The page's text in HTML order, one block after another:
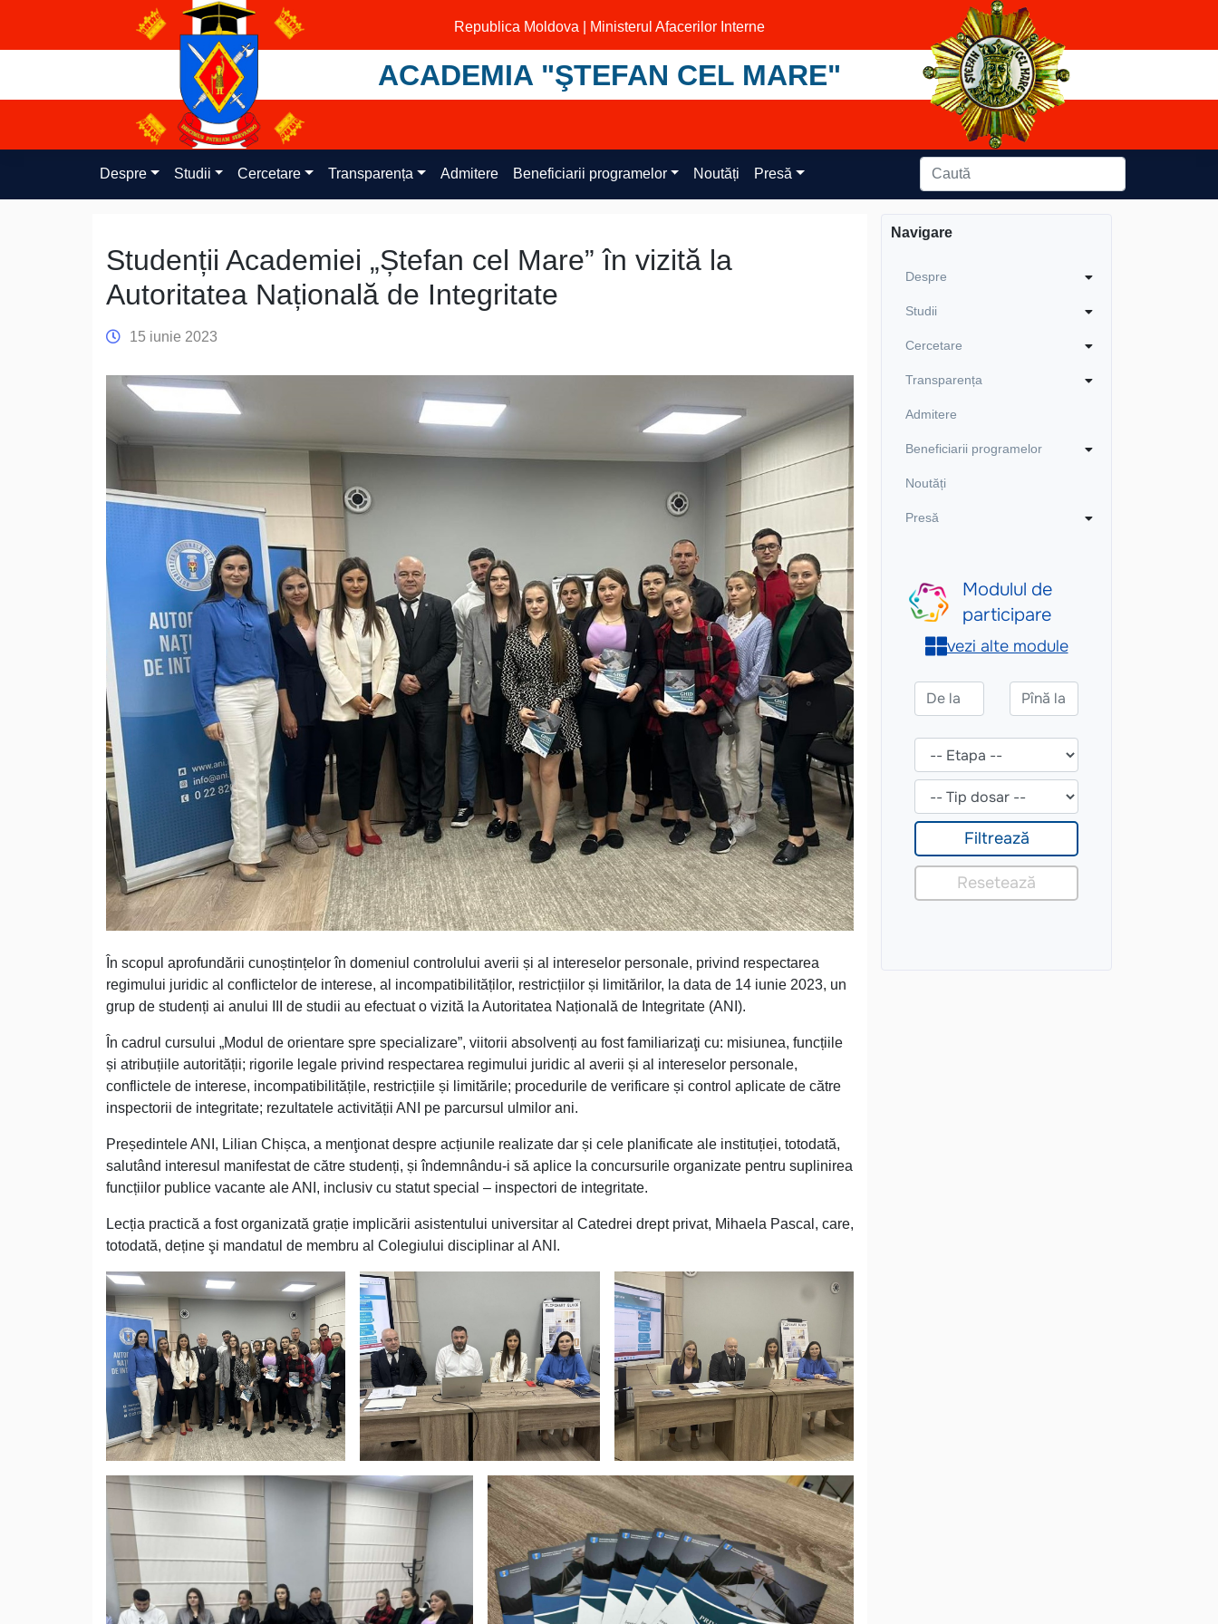
content
Republica Moldova | Ministerul Afacerilor Interne
ACADEMIA "ŞTEFAN CEL MARE"
Despre Studii Cercetare Transparența Admitere Beneficiarii programelor Noutăți Presă
Studenții Academiei „Ștefan cel Mare” în vizită la
Autoritatea Națională de Integritate
15 iunie 2023
În scopul aprofundării cunoștințelor în domeniul controlului averii și al intereselor personale, privind respectarea
regimului juridic al conflictelor de interese, al incompatibilităților, restricțiilor și limitărilor, la data de 14 iunie 2023, un
grup de studenți ai anului III de studii au efectuat o vizită la Autoritatea Națională de Integritate (ANI).
În cadrul cursului „Modul de orientare spre specializare”, viitorii absolvenți au fost familiarizaţi cu: misiunea, funcțiile
și atribuțiile autorității; rigorile legale privind respectarea regimului juridic al averii și al intereselor personale,
conflictele de interese, incompatibilitățile, restricțiile și limitările; procedurile de verificare și control aplicate de către
inspectorii de integritate; rezultatele activității ANI pe parcursul ulmilor ani.
Președintele ANI, Lilian Chișca, a menţionat despre acțiunile realizate dar și cele planificate ale instituției, totodată,
salutând interesul manifestat de către studenți, și îndemnându-i să aplice la concursurile organizate pentru suplinirea
funcțiilor publice vacante ale ANI, inclusiv cu statut special – inspectori de integritate.
Lecția practică a fost organizată grație implicării asistentului universitar al Catedrei drept privat, Mihaela Pascal, care,
totodată, deține şi mandatul de membru al Colegiului disciplinar al ANI.
Navigare
Despre
Studii
Cercetare
Transparența
Admitere
Beneficiarii programelor
Noutăți
Presă